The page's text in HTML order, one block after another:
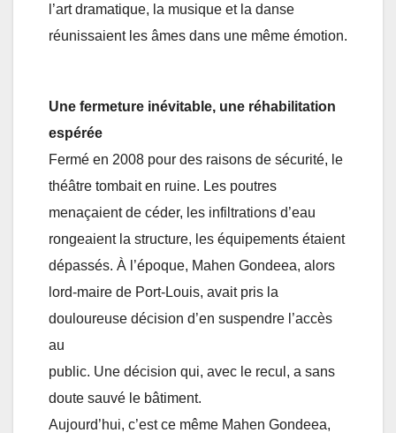
l’art dramatique, la musique et la danse
réunissaient les âmes dans une même émotion.
Une fermeture inévitable, une réhabilitation
espérée
Fermé en 2008 pour des raisons de sécurité, le
théâtre tombait en ruine. Les poutres
menaçaient de céder, les infiltrations d’eau
rongeaient la structure, les équipements étaient
dépassés. À l’époque, Mahen Gondeea, alors
lord-maire de Port-Louis, avait pris la
douloureuse décision d’en suspendre l’accès
au
public. Une décision qui, avec le recul, a sans
doute sauvé le bâtiment.
Aujourd’hui, c’est ce même Mahen Gondeea,